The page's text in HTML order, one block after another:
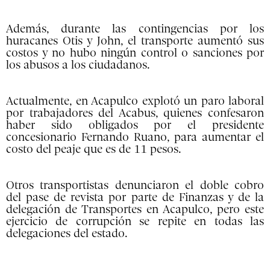
Además, durante las contingencias por los
huracanes Otis y John, el transporte aumentó sus
costos y no hubo ningún control o sanciones por
los abusos a los ciudadanos.
Actualmente, en Acapulco explotó un paro laboral
por trabajadores del Acabus, quienes confesaron
haber sido obligados por el presidente
concesionario Fernando Ruano, para aumentar el
costo del peaje que es de 11 pesos.
Otros transportistas denunciaron el doble cobro
del pase de revista por parte de Finanzas y de la
delegación de Transportes en Acapulco, pero este
ejercicio de corrupción se repite en todas las
delegaciones del estado.